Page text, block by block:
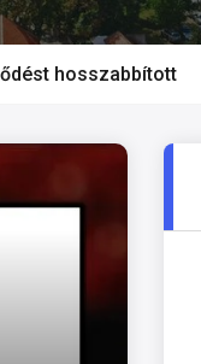
hosszabbított